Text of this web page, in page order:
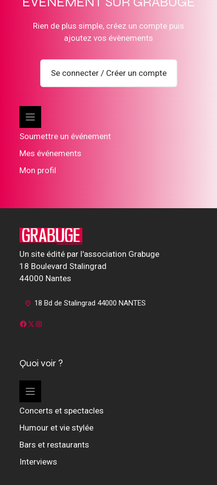
Rien de plus simple, créez un compte puis
ajoutez vos évènements
Se connecter / Créer un compte
Soumettre un événement
Mes événements
Mon profil
Un site édité par l'association Grabuge
18 Boulevard Stalingrad
44000 Nantes
18 Bd de Stalingrad 44000 NANTES
Facebook
X Instagram
Quoi voir ?
Concerts et spectacles
Humour et vie stylée
Bars et restaurants
Interviews